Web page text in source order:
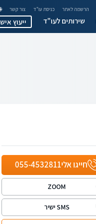
הרשמה לאתר כניסת עו"ד צור קשר
שירותים לעו"ד ייעוץ
חייגו אלי055-4532811
ZOOM
SMS ישיר